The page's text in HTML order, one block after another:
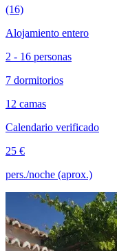
(16)
Alojamiento entero
2 - 16 personas
7 dormitorios
12 camas
Calendario verificado
25 €
pers./noche (aprox.)